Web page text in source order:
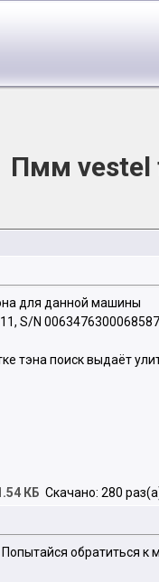
Пмм vestel
для данной машины
S/N
тэна поиск выдаёт
КБ Скачано: 280
обратиться к